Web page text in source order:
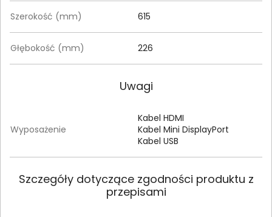
Szerokość (mm) 615
Głębokość (mm) 226
Uwagi
Wyposażenie
Kabel HDMI
Kabel Mini DisplayPort
Kabel USB
Szczegóły dotyczące zgodności produktu z
przepisami